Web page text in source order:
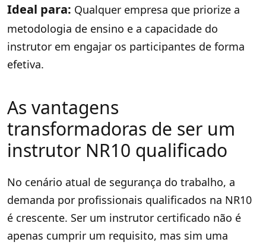
Ideal para: Qualquer empresa que priorize a
metodologia de ensino e a capacidade do
instrutor em engajar os participantes de forma
efetiva.
As vantagens
transformadoras de ser um
instrutor NR10 qualificado
No cenário atual de segurança do trabalho, a
demanda por profissionais qualificados na NR10
é crescente. Ser um instrutor certificado não é
apenas cumprir um requisito, mas sim uma